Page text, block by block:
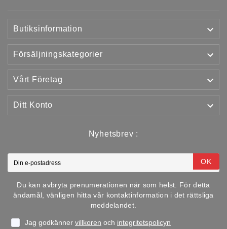
Butiksinformation 
Försäljningskategorier 
Vårt Företag 
Ditt Konto 
Nyhetsbrev :
OK
Du kan avbryta prenumerationen när som helst. För detta
ändamål, vänligen hitta vår kontaktinformation i det rättsliga
meddelandet.
Jag godkänner villkoren och integritetspolicyn